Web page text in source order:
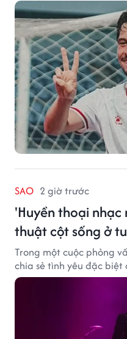
SAO 2 giờ trước
'Huyền thoại
thuật cột sống ở
Trong một cuộc phỏng
chia sẻ tình yêu đặc